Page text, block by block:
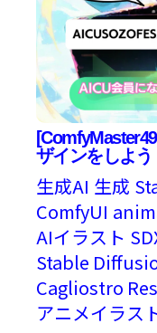
ザインをしよう
生成AI 生成
ComfyUI
AIイラスト
Stable
Cagliostro
アニメイラス